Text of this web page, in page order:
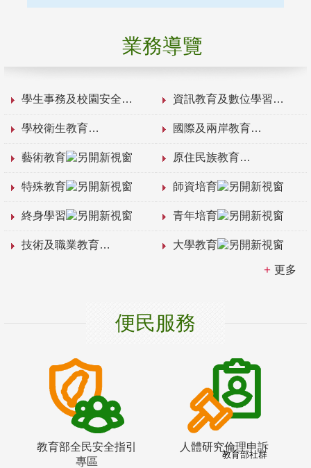
業務導覽
學生事務及校園安全 資訊教育及數位學習
學校衛生教育 國際及兩岸教育
藝術教育 原住民族教育
特殊教育 師資培育
終身學習 青年培育
技術及職業教育 大學教育
更多
便民服務
教育部全民安全指引
專區
人體研究倫理申訴
教育部社群